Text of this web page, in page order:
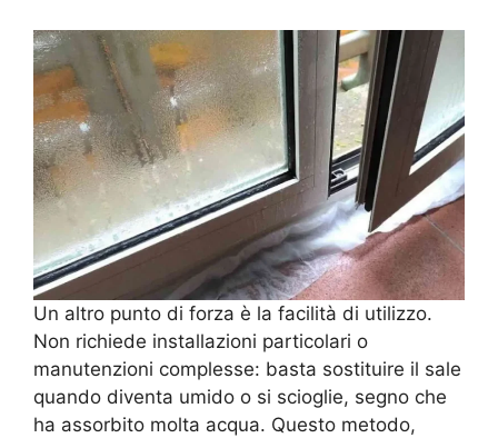
Un altro punto di forza è la facilità di utilizzo.
Non richiede installazioni particolari o
manutenzioni complesse: basta sostituire il sale
quando diventa umido o si scioglie, segno che
ha assorbito molta acqua. Questo metodo,